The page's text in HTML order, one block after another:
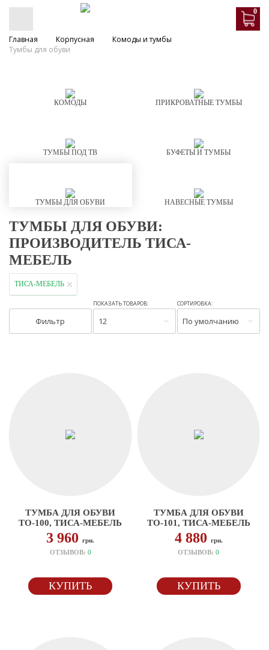
0
Главная Корпусная
Комоды и тумбы
Тумбы для обуви
КОМОДЫ ПРИКРОВАТНЫЕ ТУМБЫ
ТУМБЫ ПОД ТВ БУФЕТЫ И ТУМБЫ
ТУМБЫ ДЛЯ ОБУВИ НАВЕСНЫЕ ТУМБЫ
ТУМБЫ ДЛЯ ОБУВИ:
ПРОИЗВОДИТЕЛЬ ТИСА-
МЕБЕЛЬ
ТИСА-МЕБЕЛЬ
Фильтр
ПОКАЗАТЬ ТОВАРОВ:
12
СОРТИРОВКА:
По умолчанию
ТУМБА ДЛЯ ОБУВИ
ТО-100, ТИСА-МЕБЕЛЬ
3 960грн.
ОТЗЫВОВ: 0
КУПИТЬ
ТУМБА ДЛЯ ОБУВИ
ТО-101, ТИСА-МЕБЕЛЬ
4 880 грн.
ОТЗЫВОВ:0
КУПИТЬ